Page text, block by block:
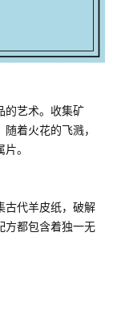
的艺术。收集矿
着火花的飞溅，
。
古代羊皮纸，破解
方都包含着独一无